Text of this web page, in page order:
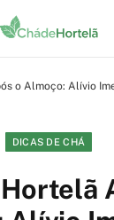
o Almoço: Alívio
DICAS DE CHÁ